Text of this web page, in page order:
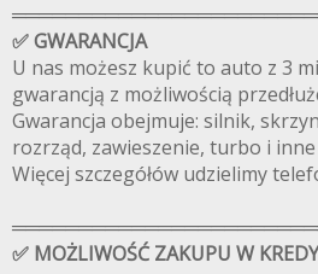
✅ GWARANCJA
U nas możesz kupić to auto z 3
gwarancją z możliwością
Gwarancja obejmuje: silnik,
rozrząd, zawieszenie, turbo i
Więcej szczegółów udzielimy
✅ MOŻLIWOŚĆ ZAKUPU W